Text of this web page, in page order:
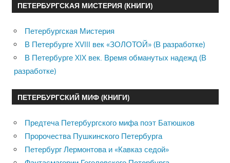
ПЕТЕРБУРГСКАЯ МИСТЕРИЯ (КНИГИ)
Петербургская Мистерия
В Петербурге XVIII век «ЗОЛОТОЙ» (В разработке)
В Петербурге XIX век. Время обманутых надежд (В
разработке)
ПЕТЕРБУРГСКИЙ МИФ (КНИГИ)
Предтеча Петербургского мифа поэт Батюшков
Пророчества Пушкинского Петербурга
Петербург Лермонтова и «Кавказ седой»